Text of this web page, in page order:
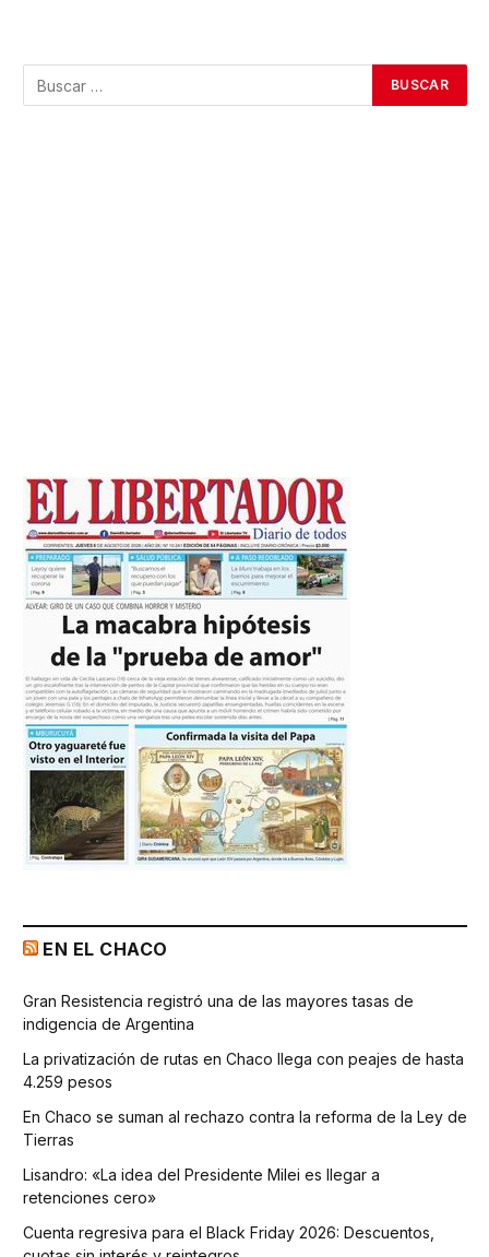
EN EL CHACO
Gran Resistencia registró una de las mayores tasas de
indigencia de Argentina
La privatización de rutas en Chaco llega con peajes de hasta
4.259 pesos
En Chaco se suman al rechazo contra la reforma de la Ley de
Tierras
Lisandro: «La idea del Presidente Milei es llegar a
retenciones cero»
Cuenta regresiva para el Black Friday 2026: Descuentos,